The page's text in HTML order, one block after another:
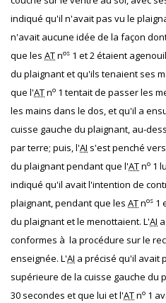
indiqué qu'il n'avait pas vu le
n'avait aucune idée de la façon
que les ATnos 1 et 2 étaient
du plaignant et qu'ils tenaient ses
que l'ATno 1 tentait de passer les
les mains dans le dos, et qu'il a
cuisse gauche du plaignant, au-
par terre; puis, l'AI s'est penché
du plaignant pendant que l'ATno 1
indiqué qu'il avait l'intention de
plaignant, pendant que les ATnos 1
du plaignant et le menottaient. L'AI
conformes à la procédure sur le
enseignée. L'AI a précisé qu'il avait
supérieure de la cuisse gauche du
30 secondes et que lui et l'ATno 1